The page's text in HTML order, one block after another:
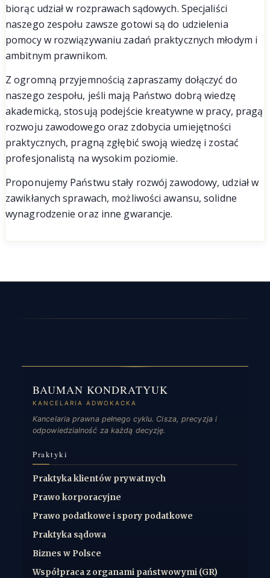
biorąc udział w rozprawach sądowych. Specjaliści
naszego zespołu zawsze gotowi są do udzielenia
pomocy w rozwiązywaniu zadań praktycznych młodym i
ambitnym prawnikom.
Z ogromną przyjemnością zapraszamy dołączyć do
naszego zespołu, jeśli mają Państwo dobrą wiedzę
akademicką, stosują podejście kreatywne w pracy, pragą
rozwoju zawodowego oraz zdobycia umiejętności
praktycznych, pragną zgłębić swoją wiedzę i zostać
profesjonalistą na wysokim poziomie.
Proponujemy Państwu stały rozwój zawodowy, udział w
zawikłanych sprawach, możliwości awansu, solidne
wynagrodzenie oraz inne gwarancje.
BAUMAN KONDRATYUK
KANCELARIA ADWOKACKA
Kancelaria prawna pełnego cyklu. Cisza, precyzja i
odpowiedzialność za każdą decyzję.
Praktyki
Praktyka klientów prywatnych
Prawo korporacyjne
Prawo podatkowe i spory podatkowe
Praktyka sądowa
Biznes w Polsce
Współpraca z organami państwowymi (GR)